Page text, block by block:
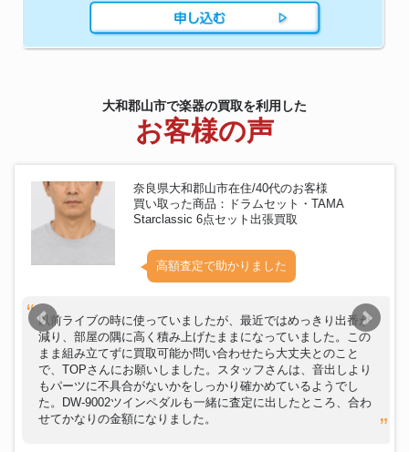
大和郡山市で楽器の買取を利用した
お客様の声
奈良県大和郡山市在住/40代のお客様
買い取った商品：ドラムセット・TAMA
Starclassic 6点セット出張買取
高額査定で助かりました
以前ライブの時に使っていましたが、最近ではめっきり出番が
減り、部屋の隅に高く積み上げたままになっていました。この
まま組み立てずに買取可能か問い合わせたら大丈夫とのこと
で、TOPさんにお願いしました。スタッフさんは、音出しより
もパーツに不具合がないかをしっかり確かめているようでし
た。DW-9002ツインペダルも一緒に査定に出したところ、合わ
せてかなりの金額になりました。